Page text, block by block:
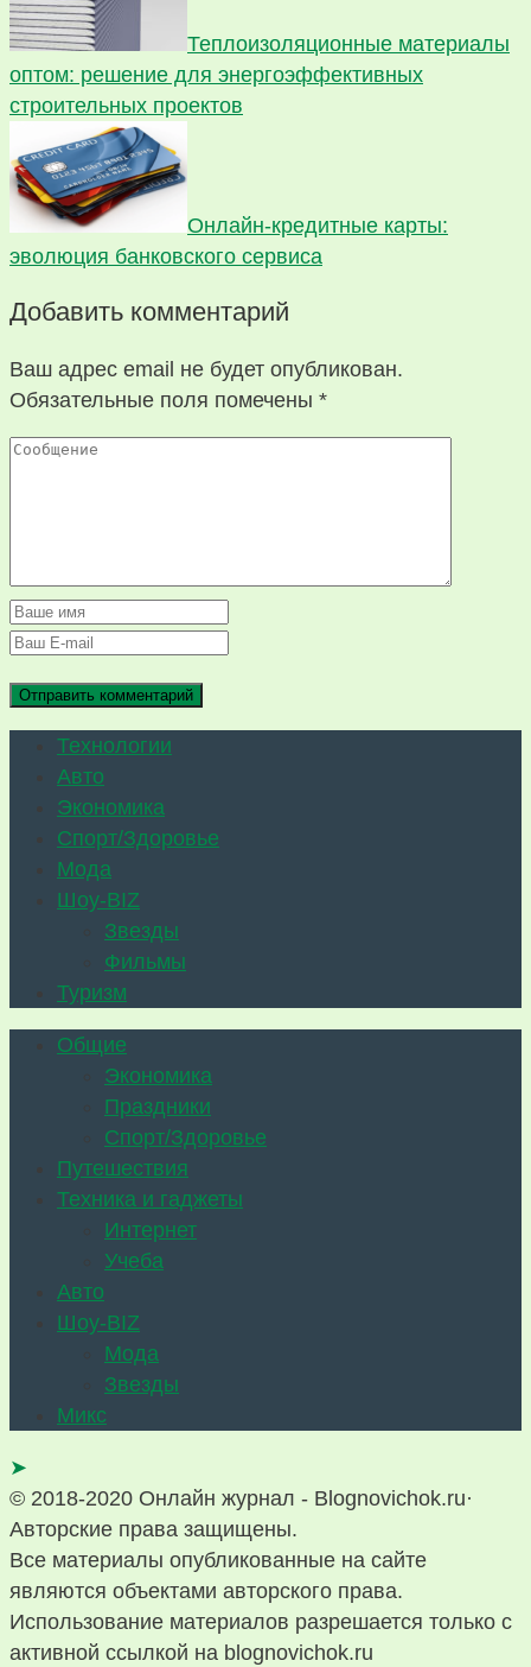
Теплоизоляционные материалы
оптом: решение для энергоэффективных
строительных проектов
Онлайн-кредитные карты:
эволюция банковского сервиса
Добавить комментарий
Ваш адрес email не будет опубликован.
Обязательные поля помечены *
Технологии
Авто
Экономика
Спорт/Здоровье
Мода
Шоу-BIZ
Звезды
Фильмы
Туризм
Общие
Экономика
Праздники
Спорт/Здоровье
Путешествия
Техника и гаджеты
Интернет
Учеба
Авто
Шоу-BIZ
Мода
Звезды
Микс
➤
© 2018-2020 Онлайн журнал - Blognovichok.ru·
Авторские права защищены.
Все материалы опубликованные на сайте
являются объектами авторского права.
Использование материалов разрешается только с
активной ссылкой на blognovichok.ru